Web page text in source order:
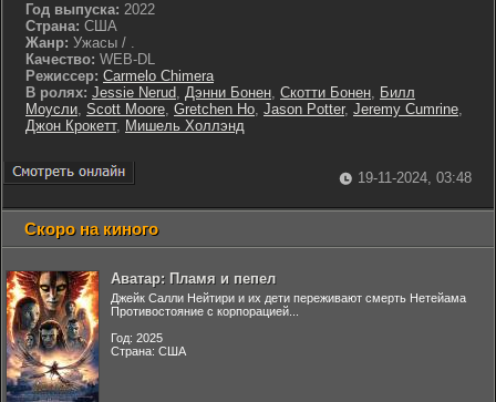
Год выпуска: 2022
Страна: США
Жанр: Ужасы / .
Качество: WEB-DL
Режиссер: Carmelo Chimera
В ролях: Jessie Nerud, Дэнни Бонен, Скотти Бонен, Билл
Моусли, Scott Moore, Gretchen Ho, Jason Potter, Jeremy Cumrine,
Джон Крокетт, Мишель Холлэнд
19-11-2024, 03:48
Скоро на киного
Аватар: Пламя и пепел
Джейк Салли Нейтири и их дети переживают смерть Нетейама
Противостояние с корпорацией...
Год: 2025
Страна: США